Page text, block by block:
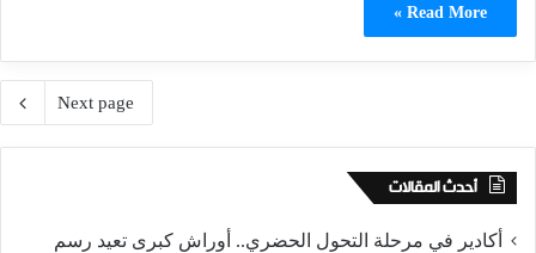
Read More »
Next page
أحدث المقالات
أكادير في مرحلة التحول الحضري.. أوراش كبرى تعيد رسم